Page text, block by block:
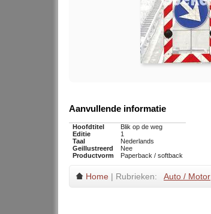
Aanvullende informatie
Hoofdtitel
Blik op de weg
Editie
1
Taal
Nederlands
Geillustreerd
Nee
Productvorm
Paperback / softback
Home | Rubrieken: Auto / Motor